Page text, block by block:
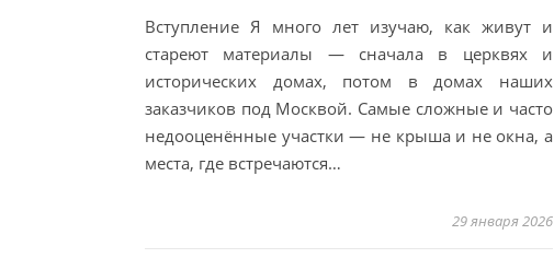
Вступление Я много лет изучаю, как живут и
стареют материалы — сначала в церквях и
исторических домах, потом в домах наших
заказчиков под Москвой. Самые сложные и часто
недооценённые участки — не крыша и не окна, а
места, где встречаются…
29 января 2026